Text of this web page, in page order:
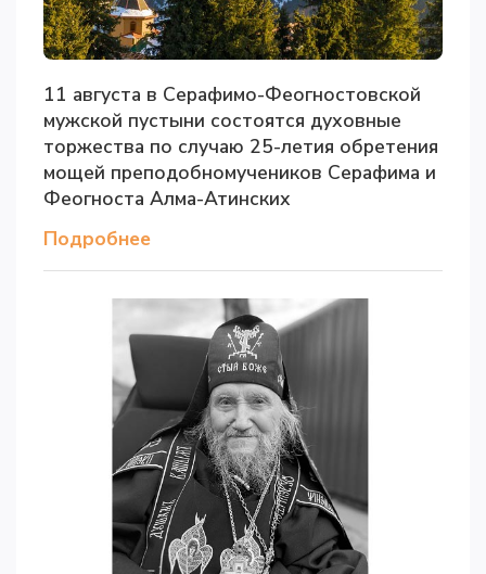
11 августа в Серафимо-Феогностовской
мужской пустыни состоятся духовные
торжества по случаю 25-летия обретения
мощей преподобномучеников Серафима и
Феогноста Алма-Атинских
Подробнее